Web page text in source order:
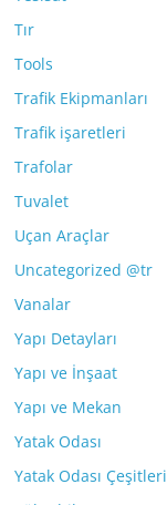
Tır
Tools
Trafik Ekipmanları
Trafik işaretleri
Trafolar
Tuvalet
Uçan Araçlar
Uncategorized @tr
Vanalar
Yapı Detayları
Yapı ve İnşaat
Yapı ve Mekan
Yatak Odası
Yatak Odası Çeşitleri